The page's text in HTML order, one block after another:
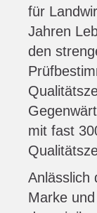
für
Jahren
den
mit fast
Anlässlich
Marke